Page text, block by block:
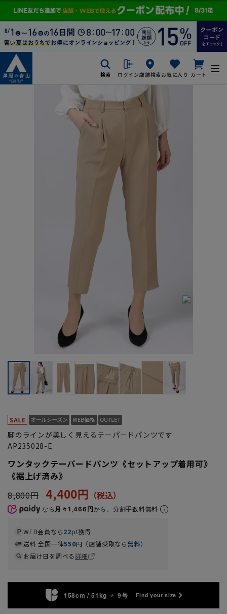
検索 ログイン店舗検索お気に入り カート
脚のラインが美しく見えるテーパードパンツです
AP235028-E
ワンタックテーパードパンツ《セットアップ着用可》
《裾上げ済み》
8,800円 4,400円
なら 月々1,466円から。分割手数料無料
WEB会員なら22pt獲得
送料 全国一律550円（店舗受取なら無料）
お届け日を調べる詳細
158cm / 51kg 9号 Find your size